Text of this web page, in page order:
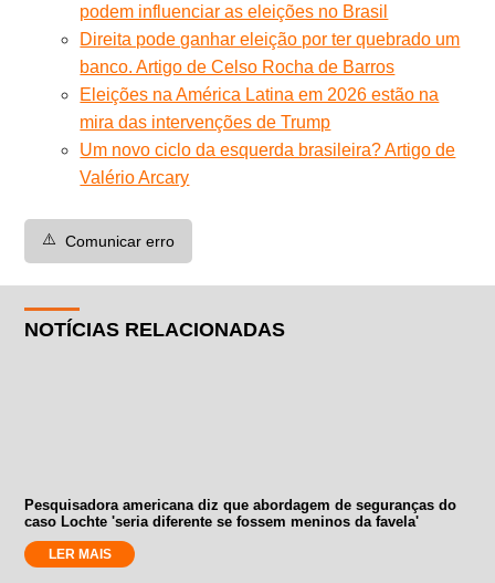
podem influenciar as eleições no Brasil
Direita pode ganhar eleição por ter quebrado um
banco. Artigo de Celso Rocha de Barros
Eleições na América Latina em 2026 estão na
mira das intervenções de Trump
Um novo ciclo da esquerda brasileira? Artigo de
Valério Arcary
⚠️ Comunicar erro
NOTÍCIAS RELACIONADAS
Pesquisadora americana diz que abordagem de seguranças do
caso Lochte 'seria diferente se fossem meninos da favela'
LER MAIS